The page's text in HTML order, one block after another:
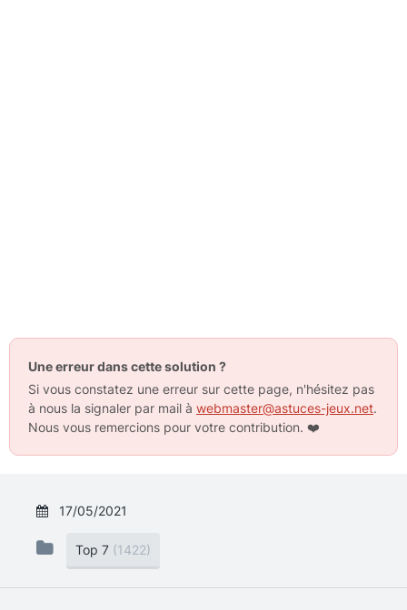
Une erreur dans cette solution ?
Si vous constatez une erreur sur cette page, n'hésitez pas
à nous la signaler par mail à webmaster@astuces-jeux.net.
Nous vous remercions pour votre contribution. ❤️
17/05/2021
Top 7 (1422)